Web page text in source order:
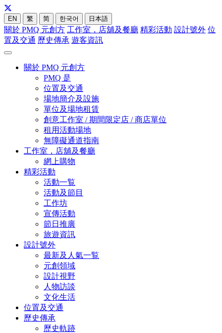
EN 繁 简 한국어 日本語
關於 PMQ 元創方 工作室，店舖及餐廳 精彩活動 設計號外 位
置及交通 歷史傳承 遊客資訊
關於 PMQ 元創方
PMQ 是
位置及交通
場地簡介及設施
單位及場地租賃
創意工作室 / 期間限定店 / 商店單位
租用活動場地
無障礙通道指南
工作室，店舖及餐廳
網上購物
精彩活動
活動一覧
活動及節目
工作坊
宣傳活動
節日推廣
旅遊資訊
設計號外
最新及人氣一覧
元創領域
設計視野
人物訪談
文化生活
位置及交通
歷史傳承
歷史軌跡